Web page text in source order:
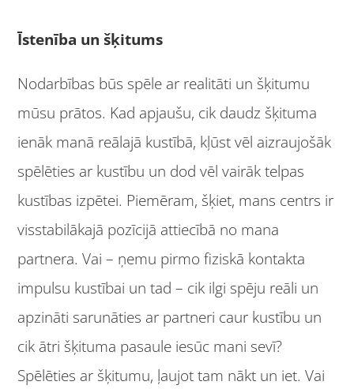
Īstenība un šķitums
Nodarbības būs spēle ar realitāti un šķitumu
mūsu prātos. Kad apjaušu, cik daudz šķituma
ienāk manā reālajā kustībā, kļūst vēl aizraujošāk
spēlēties ar kustību un dod vēl vairāk telpas
kustības izpētei. Piemēram, šķiet, mans centrs ir
visstabilākajā pozīcijā attiecībā no mana
partnera. Vai – ņemu pirmo fiziskā kontakta
impulsu kustībai un tad – cik ilgi spēju reāli un
apzināti sarunāties ar partneri caur kustību un
cik ātri šķituma pasaule iesūc mani sevī?
Spēlēties ar šķitumu, ļaujot tam nākt un iet. Vai